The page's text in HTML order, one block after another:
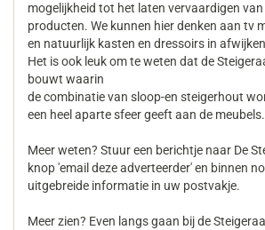
mogelijkheid tot het laten vervaardigen
producten. We kunnen hier denken aan tv
en natuurlijk kasten en dressoirs in
Het is ook leuk om te weten dat de
bouwt waarin
de combinatie van sloop-en steigerhout
een heel aparte sfeer geeft aan de meubels.
Meer weten? Stuur een berichtje naar De
knop 'email deze adverteerder' en binnen
uitgebreide informatie in uw postvakje.
Meer zien? Even langs gaan bij de